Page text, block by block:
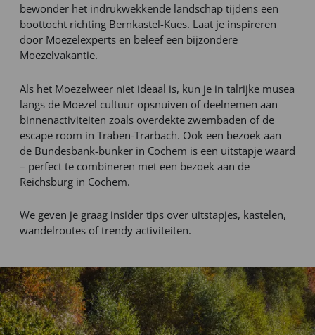
bewonder het indrukwekkende landschap tijdens een
boottocht richting Bernkastel-Kues. Laat je inspireren
door Moezelexperts en beleef een bijzondere
Moezelvakantie.
Als het Moezelweer niet ideaal is, kun je in talrijke musea
langs de Moezel cultuur opsnuiven of deelnemen aan
binnenactiviteiten zoals overdekte zwembaden of de
escape room in Traben-Trarbach. Ook een bezoek aan
de Bundesbank-bunker in Cochem is een uitstapje waard
– perfect te combineren met een bezoek aan de
Reichsburg in Cochem.
We geven je graag insider tips over uitstapjes, kastelen,
wandelroutes of trendy activiteiten.